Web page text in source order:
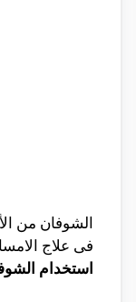
الشوفان من
فى علاج
استخدام